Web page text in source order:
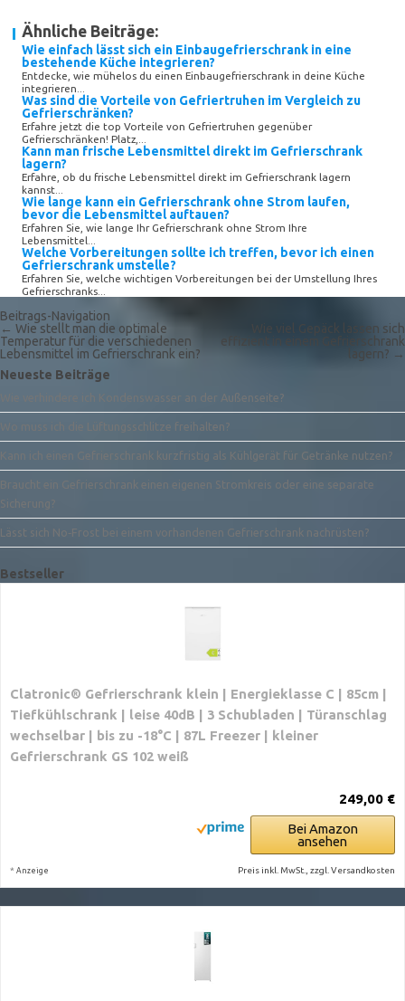
Ähnliche Beiträge:
Wie einfach lässt sich ein Einbaugefrierschrank in eine
bestehende Küche integrieren?
Entdecke, wie mühelos du einen Einbaugefrierschrank in deine Küche
integrieren...
Was sind die Vorteile von Gefriertruhen im Vergleich zu
Gefrierschränken?
Erfahre jetzt die top Vorteile von Gefriertruhen gegenüber
Gefrierschränken! Platz,...
Kann man frische Lebensmittel direkt im Gefrierschrank
lagern?
Erfahre, ob du frische Lebensmittel direkt im Gefrierschrank lagern
kannst...
Wie lange kann ein Gefrierschrank ohne Strom laufen,
bevor die Lebensmittel auftauen?
Erfahren Sie, wie lange Ihr Gefrierschrank ohne Strom Ihre
Lebensmittel...
Welche Vorbereitungen sollte ich treffen, bevor ich einen
Gefrierschrank umstelle?
Erfahren Sie, welche wichtigen Vorbereitungen bei der Umstellung Ihres
Gefrierschranks...
Beitrags-Navigation
← Wie stellt man die optimale
Temperatur für die verschiedenen
Lebensmittel im Gefrierschrank ein?
Wie viel Gepäck lassen sich
effizient in einem Gefrierschrank
lagern? →
Neueste Beiträge
Wie verhindere ich Kondenswasser an der Außenseite?
Wo muss ich die Lüftungsschlitze freihalten?
Kann ich einen Gefrierschrank kurzfristig als Kühlgerät für Getränke nutzen?
Braucht ein Gefrierschrank einen eigenen Stromkreis oder eine separate
Sicherung?
Lässt sich No‑Frost bei einem vorhandenen Gefrierschrank nachrüsten?
Bestseller
Clatronic® Gefrierschrank klein | Energieklasse C | 85cm |
Tiefkühlschrank | leise 40dB | 3 Schubladen | Türanschlag
wechselbar | bis zu -18°C | 87L Freezer | kleiner
Gefrierschrank GS 102 weiß
249,00 €
Bei Amazon
ansehen
* Anzeige Preis inkl. MwSt., zzgl. Versandkosten